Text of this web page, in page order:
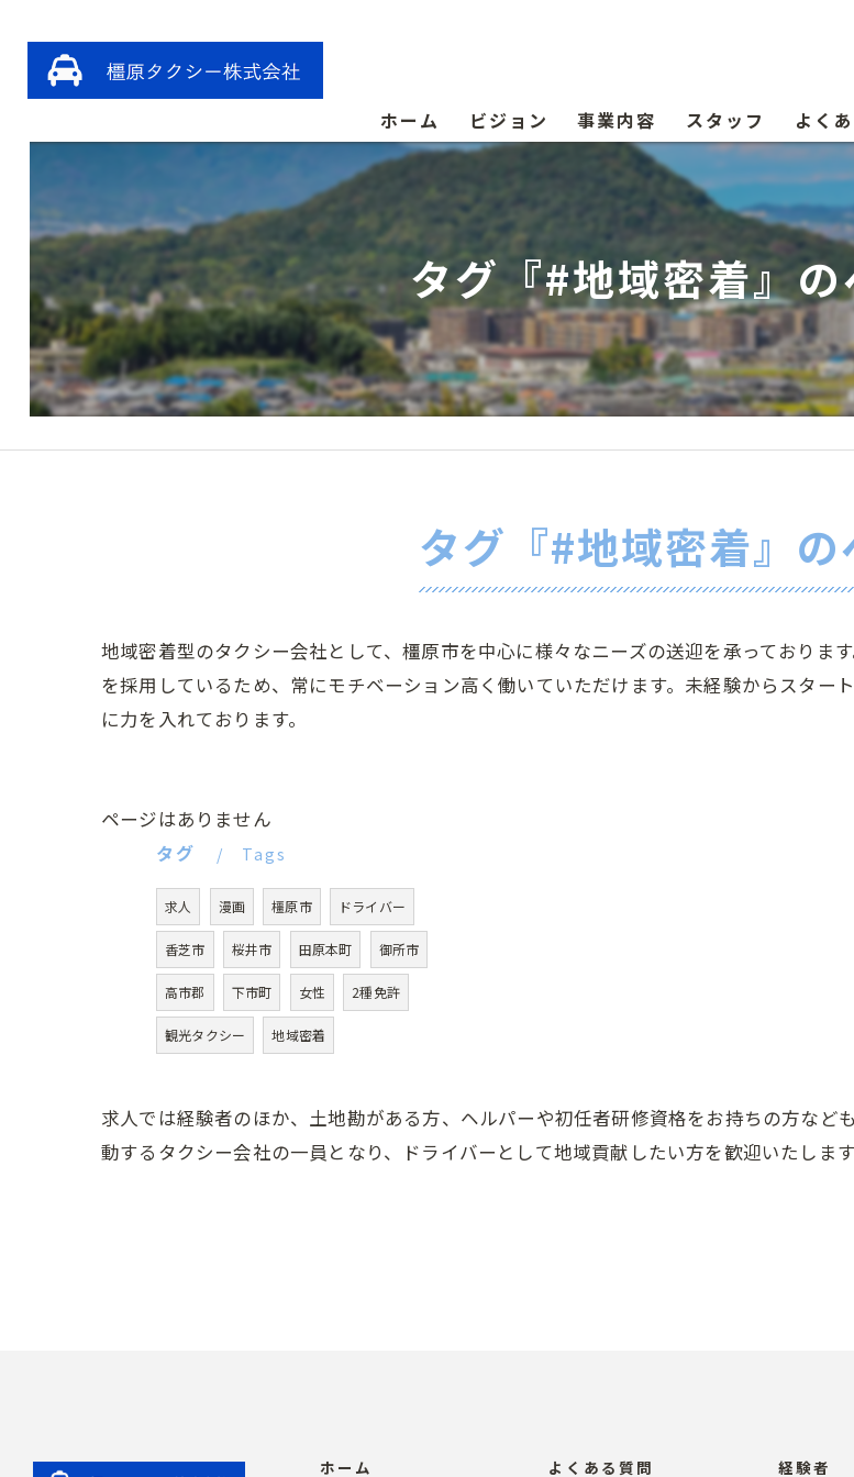
ホーム ビジョン 事業内容 スタッフ よく
タグ『#地域密着』
タグ『#地域密着』
地域密着型のタクシー会社として、橿原市を中心に様々なニーズの送迎を承っておりま
を採用しているため、常にモチベーション高く働いていただけます。未経験からスター
に力を入れております。
ページはありません
タグ
Tags
求人 漫画 橿原市 ドライバー
香芝市 桜井市 田原本町 御所市
高市郡 下市町 女性 2種免許
観光タクシー 地域密着
求人では経験者のほか、土地勘がある方、ヘルパーや初任者研修資格をお持ちの方な
動するタクシー会社の一員となり、ドライバーとして地域貢献したい方を歓迎いたします
ホーム よくある質問 経験者
お問い合わせはこちら